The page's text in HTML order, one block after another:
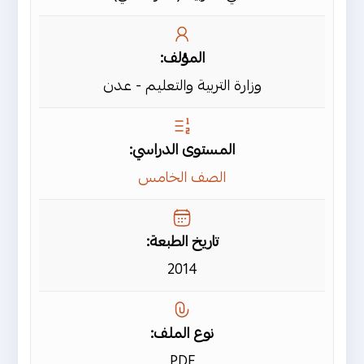
المؤلف:
وزارة التربية والتعليم - عدن
المستوى الدراسي:
الصف الخامس
تاريخ الطبعة:
2014
نوع الملف: